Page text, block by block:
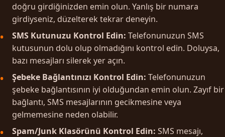
doğru girdiğinizden emin olun. Yanlış bir numara
girdiyseniz, düzelterek tekrar deneyin.
SMS Kutunuzu Kontrol Edin: Telefonunuzun SMS
kutusunun dolu olup olmadığını kontrol edin. Doluysa,
bazı mesajları silerek yer açın.
Şebeke Bağlantınızı Kontrol Edin: Telefonunuzun
şebeke bağlantısının iyi olduğundan emin olun. Zayıf bir
bağlantı, SMS mesajlarının gecikmesine veya
gelmemesine neden olabilir.
Spam/Junk Klasörünü Kontrol Edin: SMS mesajı,